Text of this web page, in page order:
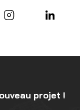
projet !